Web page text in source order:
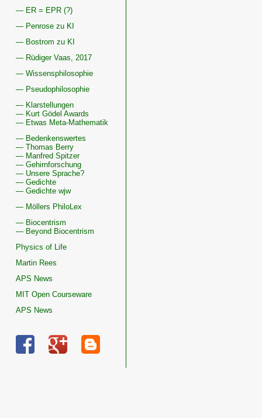
— ER = EPR (?)
— Penrose zu KI
— Bostrom zu KI
— Rüdiger Vaas, 2017
— Wissensphilosophie
— Pseudophilosophie
— Klarstellungen
— Kurt Gödel Awards
— Etwas Meta-Mathematik
— Bedenkenswertes
— Thomas Berry
— Manfred Spitzer
— Gehirnforschung
— Unsere Sprache?
— Gedichte
— Gedichte wjw
— Möllers PhiloLex
— Biocentrism
— Beyond Biocentrism
Physics of Life
Martin Rees
APS News
MIT Open Courseware
APS News